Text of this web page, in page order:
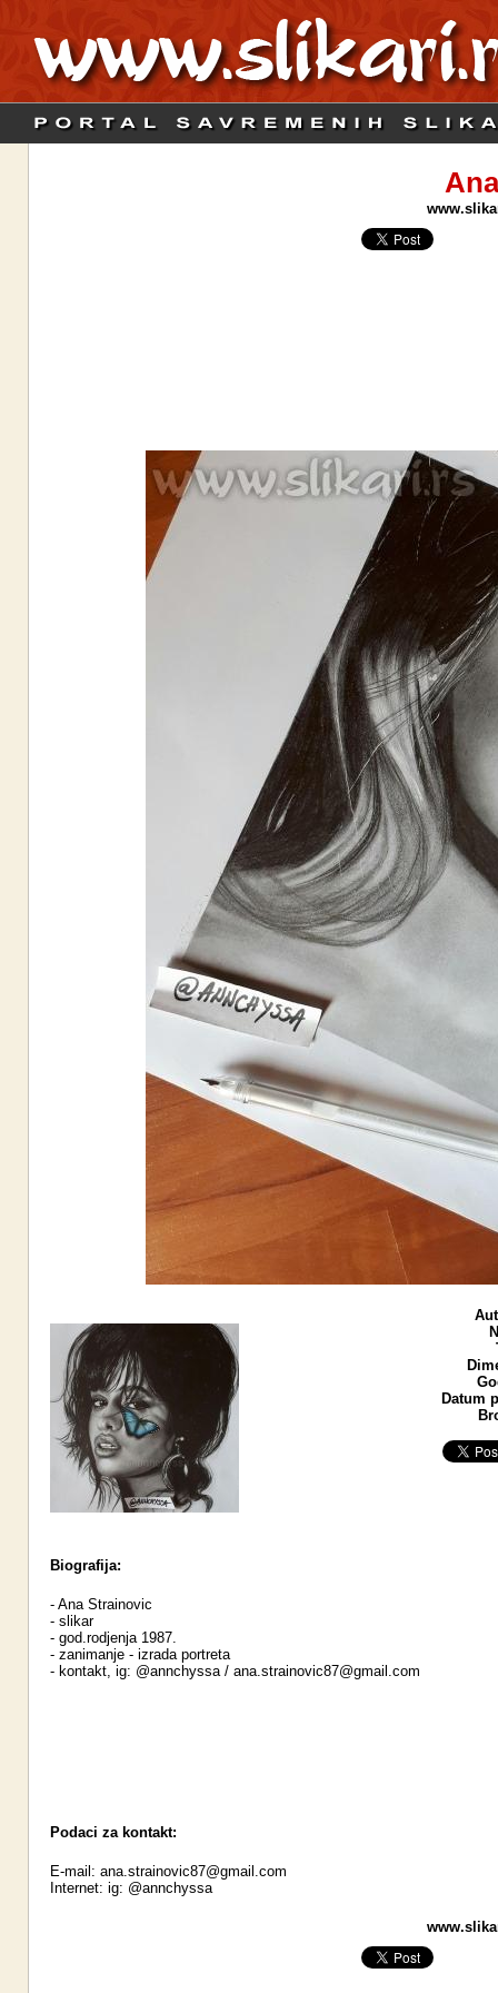
Datum
Biografija:
- Ana Strainovic
- slikar
- god.rodjenja 1987.
- zanimanje - izrada portreta
- kontakt, ig: @annchyssa / ana.strainovic87@gmail.com
Podaci za kontakt:
E-mail: ana.strainovic87@gmail.com
Internet: ig: @annchyssa